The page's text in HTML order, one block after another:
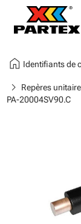
home Identifiants de
chevron_right Repères
PA-20004SV90.C